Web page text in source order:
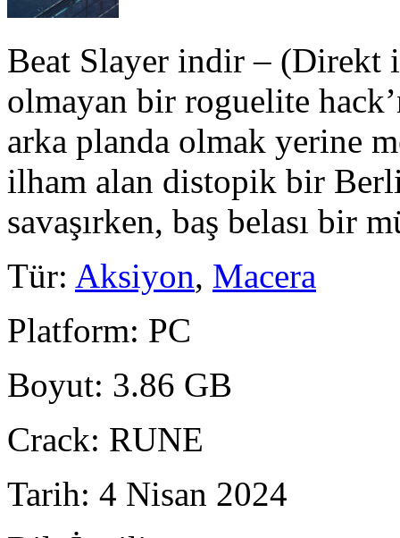
Beat Slayer indir – (Direkt
olmayan bir roguelite
arka planda olmak yerine
ilham alan distopik bir
savaşırken, baş belası bir
Tür: Aksiyon, Macera
Platform: PC
Boyut: 3.86 GB
Crack: RUNE
Tarih: 4 Nisan 2024